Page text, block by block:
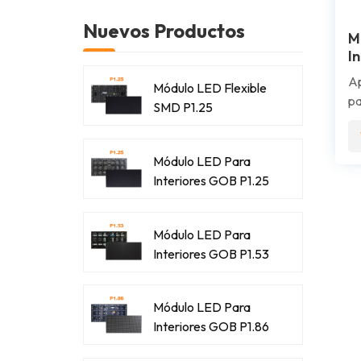
Nuevos Productos
Módulo LED Flexible
SMD P1.25
Módulo LED Para
Interiores GOB P1.25
Módulo LED Para
Interiores GOB P1.53
Módulo LED Para
Interiores GOB P1.86